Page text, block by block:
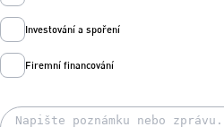
Investování a spoření
Firemní financování